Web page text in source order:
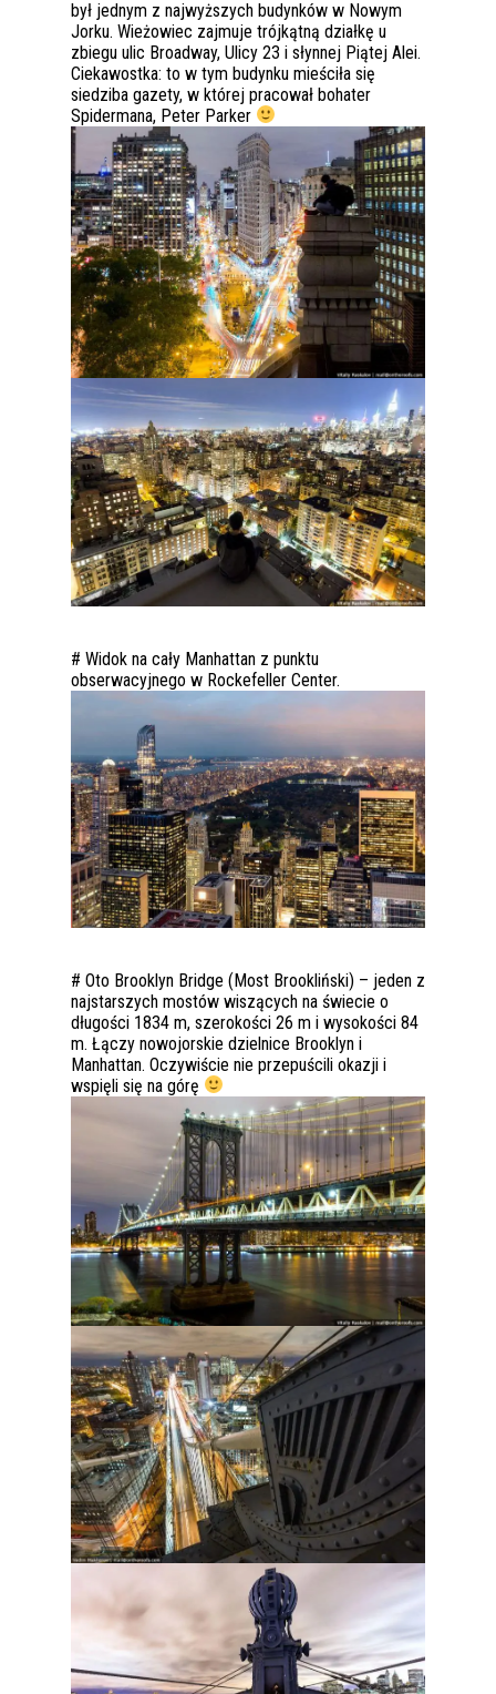
był jednym z najwyższych budynków w Nowym
Jorku. Wieżowiec zajmuje trójkątną działkę u
zbiegu ulic Broadway, Ulicy 23 i słynnej Piątej Alei.
Ciekawostka: to w tym budynku mieściła się
siedziba gazety, w której pracował bohater
Spidermana, Peter Parker
# Widok na cały Manhattan z punktu
obserwacyjnego w Rockefeller Center.
# Oto Brooklyn Bridge (Most Brookliński) – jeden z
najstarszych mostów wiszących na świecie o
długości 1834 m, szerokości 26 m i wysokości 84
m. Łączy nowojorskie dzielnice Brooklyn i
Manhattan. Oczywiście nie przepuścili okazji i
wspięli się na górę